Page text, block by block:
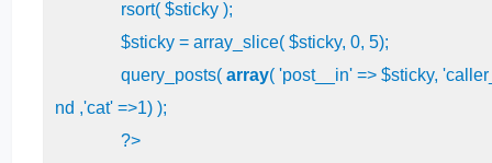
               $sticky = array_slice( $sticky,
0, 5);
               query_posts(
array( 'post__in' => $sticky,
nd ,'cat' =>1) );
?>